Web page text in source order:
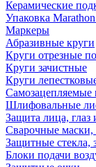
Керамические
Упаковка
Маркеры
Абразивные круги
Круги отрезные
Круги зачистные
Круги
Шлифовальные
Защита лица, глаз
Сварочные
Защитные стекла,
Блоки подачи